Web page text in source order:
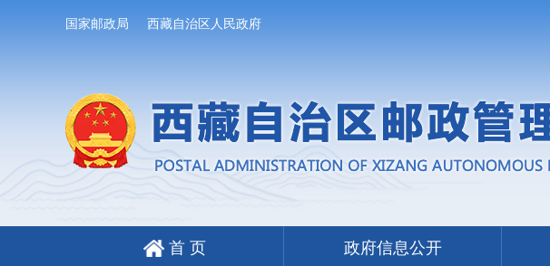
国家邮政局 西藏自治区人民政府
首 页 政府信息公开